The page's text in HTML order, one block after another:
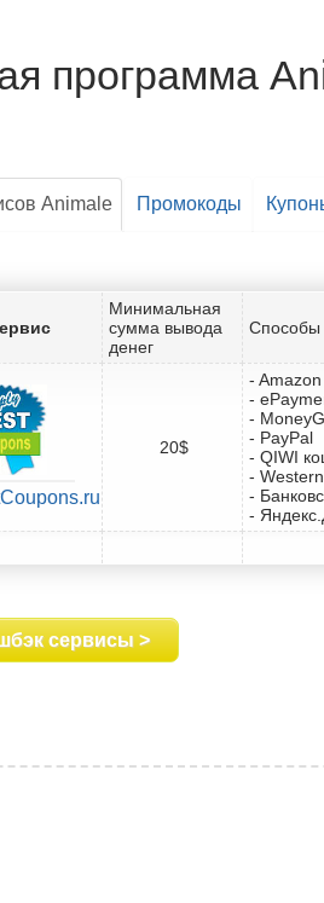
программа
Animale Промокоды
Минимальная
сумма вывода
денег
Способы
20$
-
-
-
- PayPal
- QIWI
-
-
-
сервисы >